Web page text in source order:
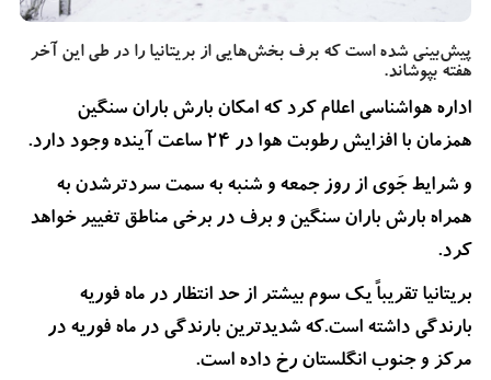
پیش‌بینی شده است که برف بخش‌هایی از بریتانیا را در طی این آخر
هفته بپوشاند.
اداره هواشناسی اعلام کرد که امکان بارش باران سنگین
همزمان با افزایش رطوبت هوا در 24 ساعت آینده وجود دارد.
و شرایط جَوی از روز جمعه و شنبه به سمت سردترشدن به
همراه بارش باران سنگین و برف در برخی مناطق تغییر خواهد
کرد.
بریتانیا تقریباً یک سوم بیشتر از حد انتظار در ماه فوریه
بارندگی داشته است.که شدیدترین بارندگی در ماه فوریه در
مرکز و جنوب انگلستان رخ داده است.